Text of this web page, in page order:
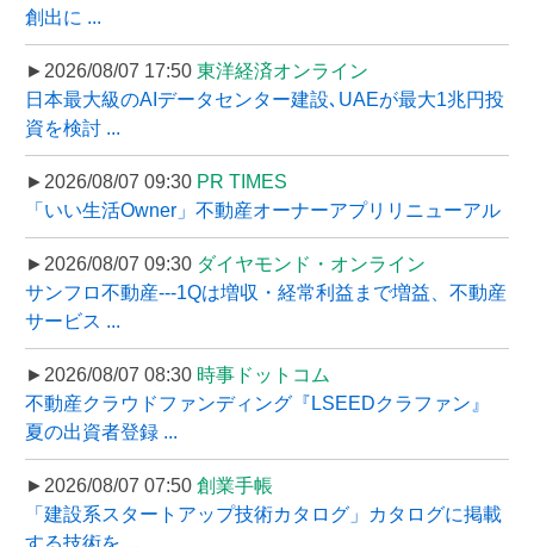
創出に ...
►2026/08/07 17:50 東洋経済オンライン
日本最大級のAIデータセンター建設､UAEが最大1兆円投
資を検討 ...
►2026/08/07 09:30 PR TIMES
「いい生活Owner」不動産オーナーアプリリニューアル
►2026/08/07 09:30 ダイヤモンド・オンライン
サンフロ不動産---1Qは増収・経常利益まで増益、不動産
サービス ...
►2026/08/07 08:30 時事ドットコム
不動産クラウドファンディング『LSEEDクラファン』
夏の出資者登録 ...
►2026/08/07 07:50 創業手帳
「建設系スタートアップ技術カタログ」カタログに掲載
する技術を ...